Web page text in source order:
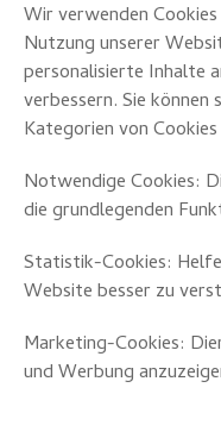
Wir verwenden
Nutzung unserer
personalisierte Inhalte
verbessern. Sie
Kategorien von
Notwendige Cookies:
die grundlegenden
Statistik-Cookies:
Website besser zu
Marketing-Cookies:
und Werbung
– „Klassentreffen“,